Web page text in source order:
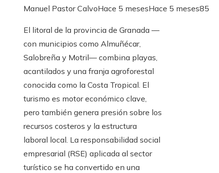
Manuel Pastor CalvoHace 5 mesesHace 5 meses85
El litoral de la provincia de Granada —
con municipios como Almuñécar,
Salobreña y Motril— combina playas,
acantilados y una franja agroforestal
conocida como la Costa Tropical. El
turismo es motor económico clave,
pero también genera presión sobre los
recursos costeros y la estructura
laboral local. La responsabilidad social
empresarial (RSE) aplicada al sector
turístico se ha convertido en una